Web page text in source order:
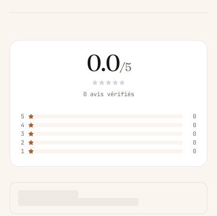
0.0/5
0 avis vérifiés
5
0
4
0
3
0
2
0
1
0